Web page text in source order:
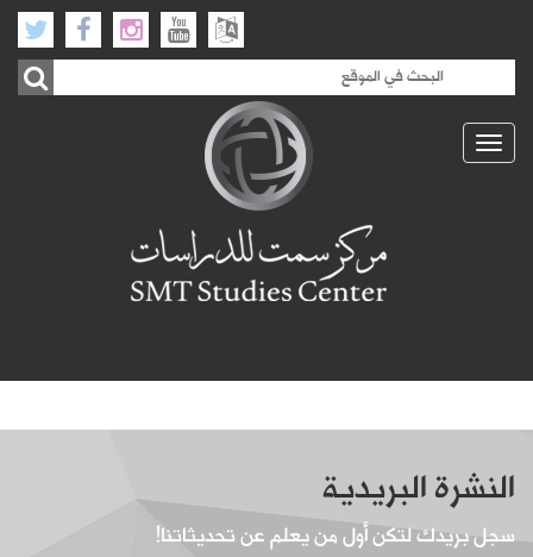
Toggle
navigation
النشرة البريدية
سجل بريدك لتكن أول من يعلم عن تحديثاتنا!